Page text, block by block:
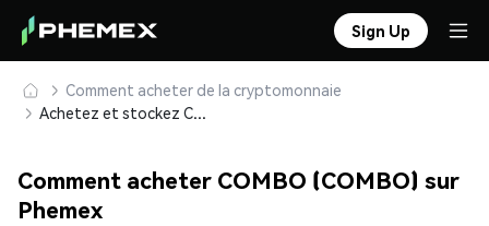
Sign Up
Comment acheter de la cryptomonnaie
Achetez et stockez COMBO (COMBO) en toute sécurité
Comment acheter COMBO (COMBO) sur
Phemex